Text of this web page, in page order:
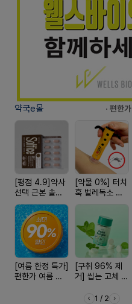
약국e몰 · 편한가
[평점 4.9]약사
선택 근본 솔루
션, 솔티스
[약물 0%] 터치
훅 벌레독소 흡
인기
[여름 한정 특가]
편한가 여름 쿨
[구취 96% 제
거] 씹는 고체 가
1 / 2